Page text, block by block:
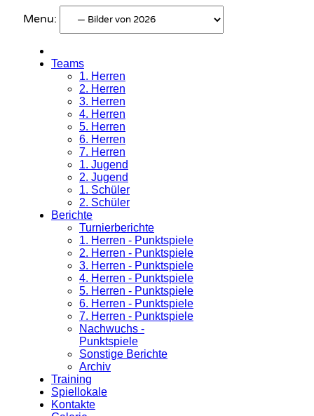
Menu:
Teams
1. Herren
2. Herren
3. Herren
4. Herren
5. Herren
6. Herren
7. Herren
1. Jugend
2. Jugend
1. Schüler
2. Schüler
Berichte
Turnierberichte
1. Herren - Punktspiele
2. Herren - Punktspiele
3. Herren - Punktspiele
4. Herren - Punktspiele
5. Herren - Punktspiele
6. Herren - Punktspiele
7. Herren - Punktspiele
Nachwuchs -
Punktspiele
Sonstige Berichte
Archiv
Training
Spiellokale
Kontakte